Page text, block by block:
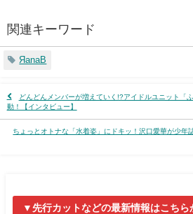
関連キーワード
ЯanaB
どんどんメンバーが増えていく!?アイドルユニット「
動！【インタビュー】
ちょっとオトナな「水着姿」にドキッ！沢口愛華が少年
▼先行カットなどの最新情報はこちら